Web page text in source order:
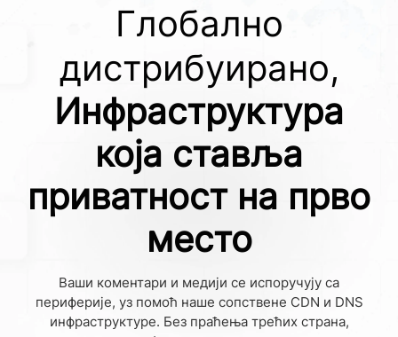
Глобално
дистрибуирано,
Инфраструктура
која ставља
приватност на прво
место
Ваши коментари и медији се испоручују са
периферије, уз помоћ наше сопствене CDN и DNS
инфраструктуре. Без праћења трећих страна,